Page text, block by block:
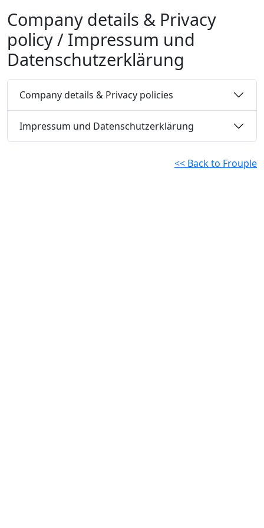
Company details & Privacy
policy / Impressum und
Datenschutzerklärung
Company details & Privacy policies
Impressum und Datenschutzerklärung
<< Back to Frouple